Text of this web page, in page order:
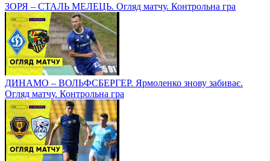
ЗОРЯ – СТАЛЬ МЕЛЕЦЬ. Огляд матчу. Контрольна гра
ДИНАМО – ВОЛЬФСБЕРГЕР. Ярмоленко знову забиває.
Огляд матчу. Контрольна гра